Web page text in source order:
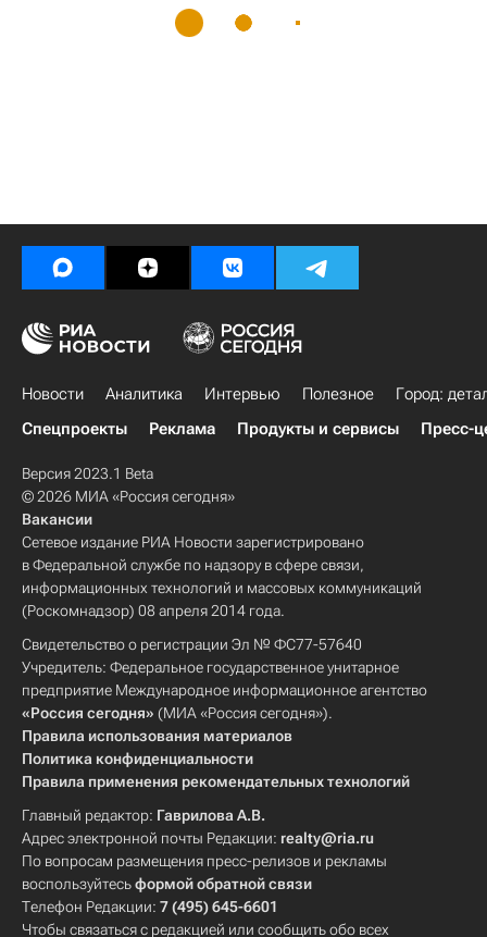
Новости Аналитика Интервью Полезное
Город:
Спецпроекты
Реклама Продукты и сервисы Пресс-
Версия 2023.1 Beta
© 2026 МИА «Россия сегодня»
Вакансии
Сетевое издание РИА Новости зарегистрировано
в Федеральной службе по надзору в сфере связи,
информационных технологий и массовых коммуникаций
(Роскомнадзор) 08 апреля 2014 года.
Свидетельство о регистрации Эл № ФС77-57640
Учредитель: Федеральное государственное унитарное
предприятие Международное информационное агентство
«Россия сегодня» (МИА «Россия сегодня»).
Правила использования материалов
Политика конфиденциальности
Правила применения рекомендательных технологий
Главный редактор: Гаврилова А.В.
Адрес электронной почты Редакции: realty@ria.ru
По вопросам размещения пресс-релизов и рекламы
воспользуйтесьформой обратной связи
Телефон Редакции: 7 (495) 645-6601
Чтобы связаться с редакцией или сообщить обо всех